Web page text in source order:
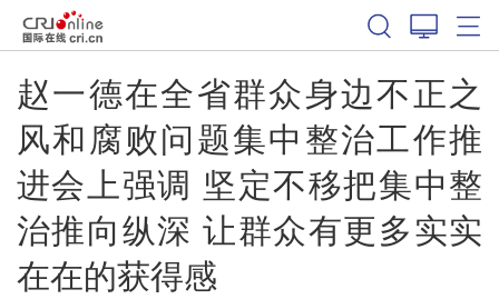
赵一德在全省群众身边不正之
风和腐败问题集中整治工作推
进会上强调 坚定不移把集中整
治推向纵深 让群众有更多实实
在在的获得感